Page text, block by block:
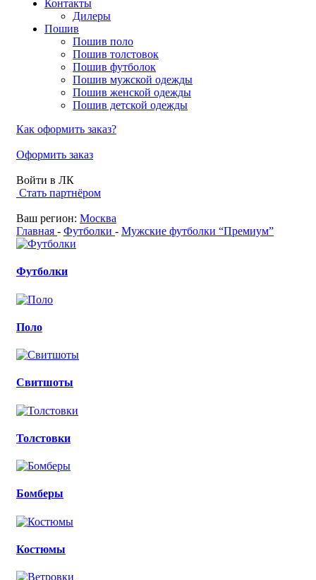
Контакты
Дилеры
Пошив
Пошив поло
Пошив толстовок
Пошив футболок
Пошив мужской одежды
Пошив женской одежды
Пошив детской одежды
Как оформить заказ?
Оформить заказ
Войти в ЛК
Стать партнёром
Ваш регион: Москва
Главная - Футболки - Мужские футболки “Премиум”
Футболки
Поло
Свитшоты
Толстовки
Бомберы
Костюмы